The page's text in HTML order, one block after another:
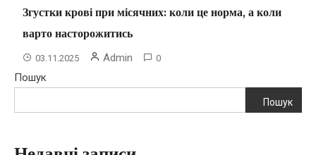
Згустки крові при місячних: коли це норма, а коли
варто насторожитись
03.11.2025 Admin 0
Пошук
Пошук